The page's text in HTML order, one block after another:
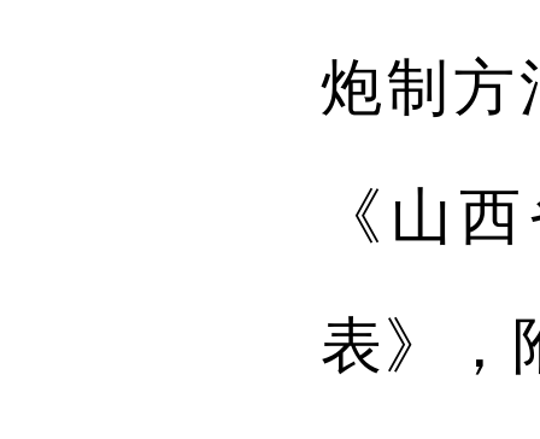
炮制方
《山
表》，